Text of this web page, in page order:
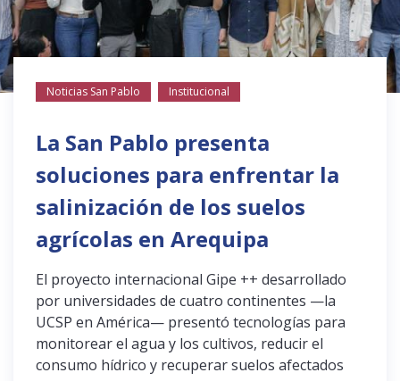
Noticias San Pablo Institucional
La San Pablo presenta
soluciones para enfrentar la
salinización de los suelos
agrícolas en Arequipa
El proyecto internacional Gipe ++ desarrollado
por universidades de cuatro continentes —la
UCSP en América— presentó tecnologías para
monitorear el agua y los cultivos, reducir el
consumo hídrico y recuperar suelos afectados